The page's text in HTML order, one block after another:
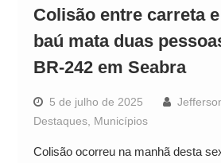
Colisão entre carreta
baú mata duas
BR-242 em Seabra
5 de julho de 2025
Destaques, Municípios
Colisão ocorreu na manhã desta